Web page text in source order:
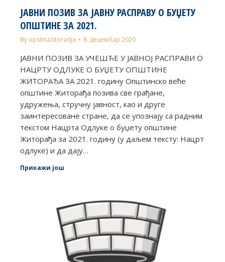
ЈАВНИ ПОЗИВ ЗА ЈАВНУ РАСПРАВУ О БУЏЕТУ
ОПШТИНЕ ЗА 2021.
By opstinazitoradja 8. децембар 2020
ЈАВНИ ПОЗИВ ЗА УЧЕШЋЕ У ЈАВНОЈ РАСПРАВИ О
НАЦРТУ ОДЛУКЕ О БУЏЕТУ ОПШТИНЕ
ЖИТОРАЂА ЗА 2021. годину Општинско веће
општине Житорађа позива све грађане,
удружења, стручну јавност, као и друге
заинтересоване стране, да се упознају са радним
текстом Нацрта Одлуке о буџету општине
Житорађа за 2021. годину (у даљем тексту: Нацрт
одлуке) и да дају…
Прикажи још